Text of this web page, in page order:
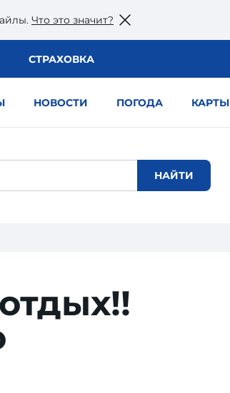
Что это значит?
СТРАХОВКА
НОВОСТИ ПОГОДА КАРТЫ